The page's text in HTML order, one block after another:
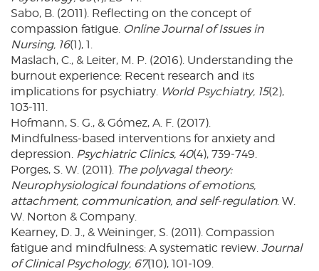
Sabo, B. (2011). Reflecting on the concept of
compassion fatigue. Online Journal of Issues in
Nursing, 16(1), 1.
Maslach, C., & Leiter, M. P. (2016). Understanding the
burnout experience: Recent research and its
implications for psychiatry. World Psychiatry, 15(2),
103‑111.
Hofmann, S. G., & Gómez, A. F. (2017).
Mindfulness‑based interventions for anxiety and
depression. Psychiatric Clinics, 40(4), 739‑749.
Porges, S. W. (2011). The polyvagal theory:
Neurophysiological foundations of emotions,
attachment, communication, and self‑regulation. W.
W. Norton & Company.
Kearney, D. J., & Weininger, S. (2011). Compassion
fatigue and mindfulness: A systematic review. Journal
of Clinical Psychology, 67(10), 101‑109.